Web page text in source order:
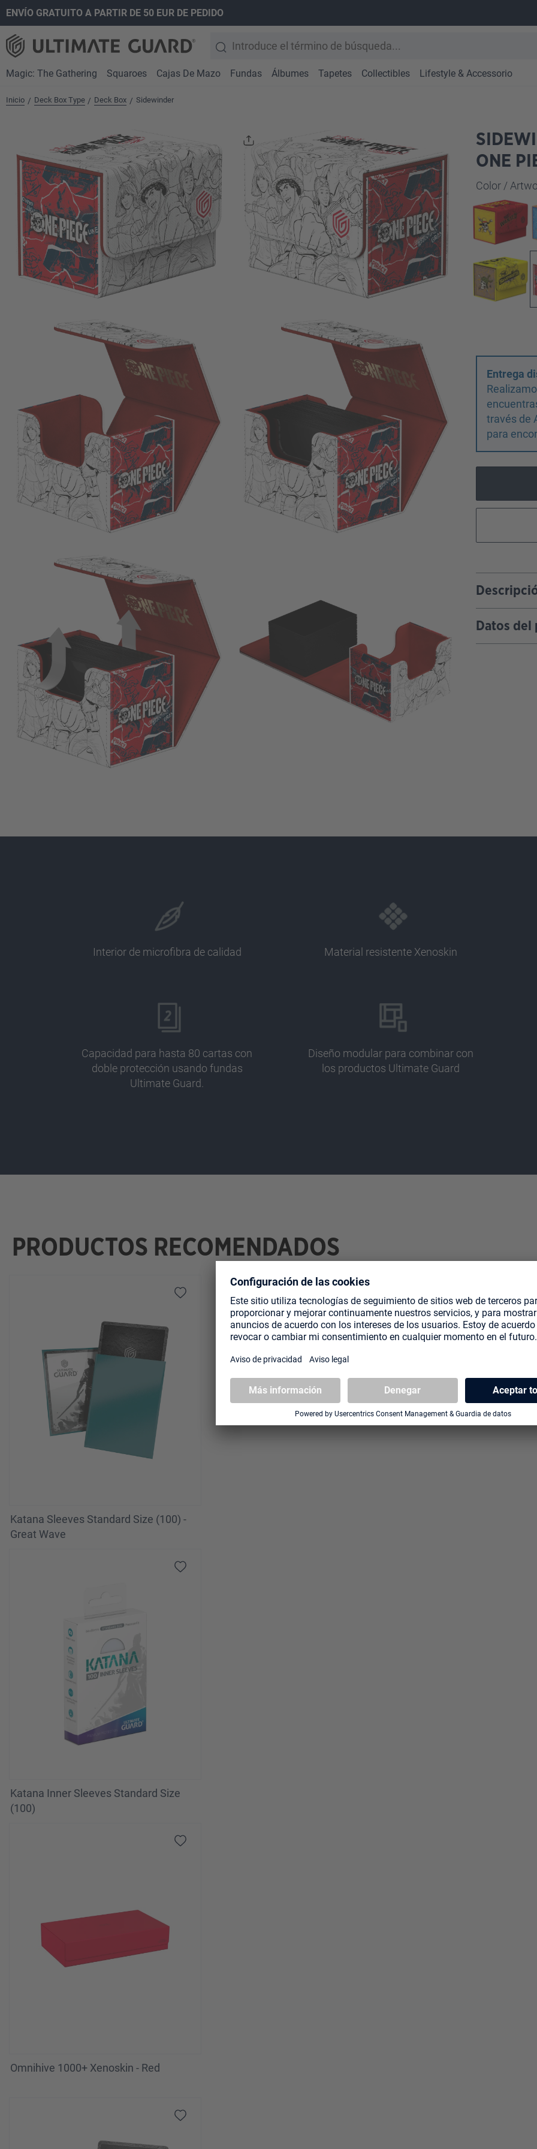
Saltar a la navegación principal
ENVÍO GRATUITO A PARTIR DE 50 EUR DE PEDIDO
Magic: The Gathering Squaroes Cajas De Mazo Fundas Álbumes Tapetes Collectibles Lifestyle & Accessorio
Inicio / Deck Box Type / Deck Box / Sidewinder
ONE
Seleccione
Color /
Entrega
través de
para
Datos
Interior de microfibra de calidad Material resistente Xenoskin
Capacidad para hasta 80 cartas con
doble protección usando fundas
Ultimate Guard.
Diseño modular para combinar con
los productos Ultimate Guard
PRODUCTOS RECOMENDADOS
Katana Sleeves Standard Size (100) -
Great Wave
Katana Inner Sleeves Standard Size
(100)
Omnihive 1000+ Xenoskin - Red